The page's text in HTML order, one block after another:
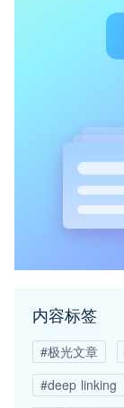
内容标签
#极光文章
#deep linking